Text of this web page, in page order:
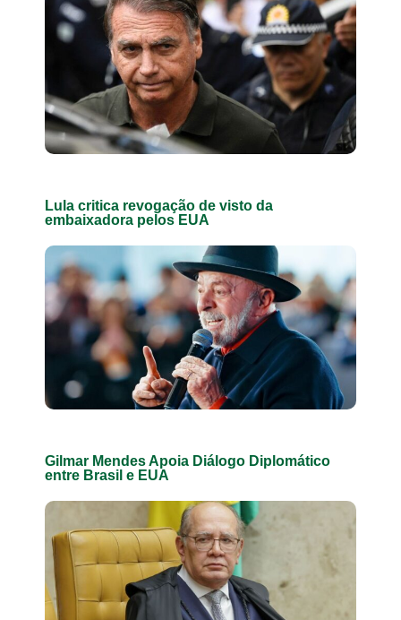
Lula critica revogação de visto da
embaixadora pelos EUA
Gilmar Mendes Apoia Diálogo Diplomático
entre Brasil e EUA